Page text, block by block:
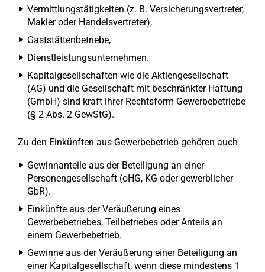
Vermittlungstätigkeiten (z. B. Versicherungsvertreter,
Makler oder Handelsvertreter),
Gaststättenbetriebe,
Dienstleistungsunternehmen.
Kapitalgesellschaften wie die Aktiengesellschaft
(AG) und die Gesellschaft mit beschränkter Haftung
(GmbH) sind kraft ihrer Rechtsform Gewerbebetriebe
(§ 2 Abs. 2 GewStG).
Zu den Einkünften aus Gewerbebetrieb gehören auch
Gewinnanteile aus der Beteiligung an einer
Personengesellschaft (oHG, KG oder gewerblicher
GbR).
Einkünfte aus der Veräußerung eines
Gewerbebetriebes, Teilbetriebes oder Anteils an
einem Gewerbebetrieb.
Gewinne aus der Veräußerung einer Beteiligung an
einer Kapitalgesellschaft, wenn diese mindestens 1